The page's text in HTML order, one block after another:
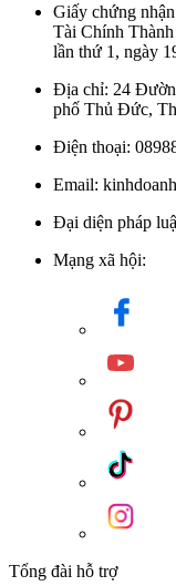
Giấy chứng
Tài Chính
lần thứ 1, ngày
Địa chỉ: 24
phố Thủ Đức,
Điện thoại:
Email:
Đại diện pháp
Mạng xã hội:
Tổng đài hỗ trợ